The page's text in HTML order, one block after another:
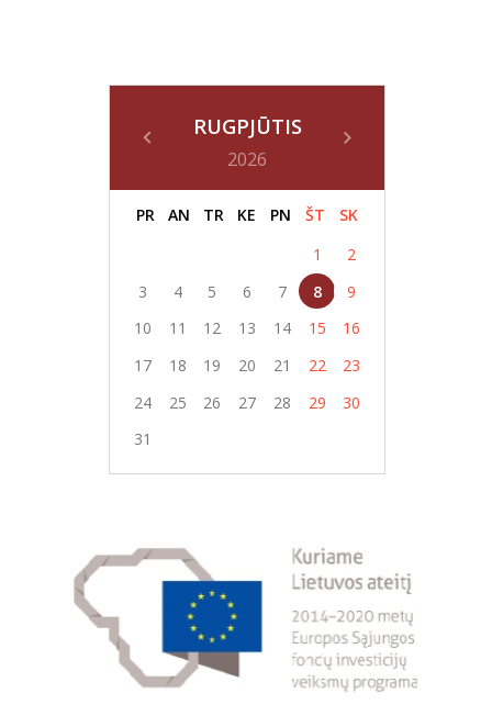
RUGPJŪTIS
2026
PR AN TR KE PN ŠT
SK
1
2
3
4 5 6 7 8
9
10
11 12 13 14 15
16
17
18 19 20 21 22
23
24
25 26 27 28 29
30
31